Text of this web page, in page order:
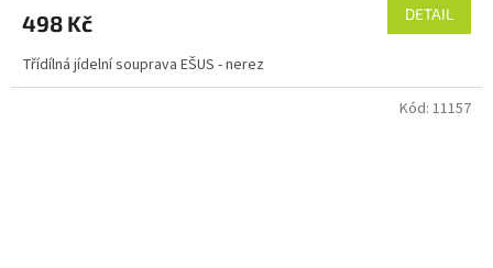
498 Kč DETAIL
Třídílná jídelní souprava EŠUS - nerez
Kód: 11157